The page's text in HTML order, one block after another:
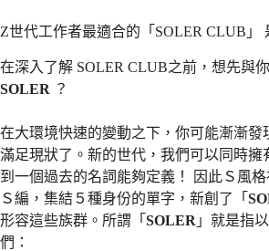
Z世代工作者最適合的「SOLER CLUB」
在深入了解 SOLER CLUB之前，想先與
SOLER ？
在大環境快速的變動之下，你可能漸漸發
滿足現狀了。新的世代，我們可以同時擁
到一個過去的名詞能夠定義！ 因此Ｓ風
Ｓ編，集結５種身份的單字，新創了「
形容這些族群。所謂「 SOLER 」就是指
們：